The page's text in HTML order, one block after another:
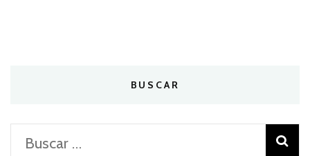
BUSCAR
Buscar: